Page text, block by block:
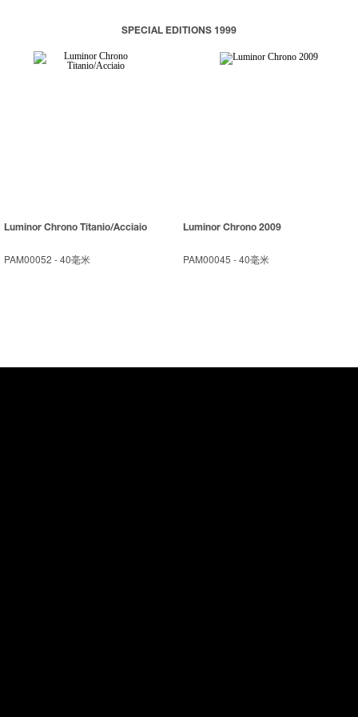
SPECIAL EDITIONS 1999
Luminor Chrono Titanio/Acciaio
PAM00052 -40毫米
Luminor Chrono 2009
PAM00045 -40毫米